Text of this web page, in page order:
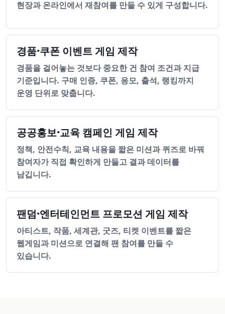
현장과 온라인에서 재참여를 만들 수 있게 구성합니다.
경품·쿠폰 이벤트 게임 제작
경품을 걸어놓는 것보다 중요한 건 참여 조건과 지급
기준입니다. 구매 인증, 쿠폰, 응모, 출석, 랭킹까지
운영 단위로 맞춥니다.
공공홍보·교육 캠페인 게임 제작
정책, 안전수칙, 교육 내용을 짧은 미션과 퀴즈로 바꿔
참여자가 직접 확인하게 만들고 결과 데이터를
남깁니다.
팬덤·엔터테인먼트 프로모션 게임 제작
아티스트, 작품, 세계관, 굿즈, 티켓 이벤트를 짧은
웹게임과 미션으로 연결해 팬 참여를 만들 수
있습니다.